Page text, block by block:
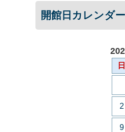
開館日カレンダー
日
2
9